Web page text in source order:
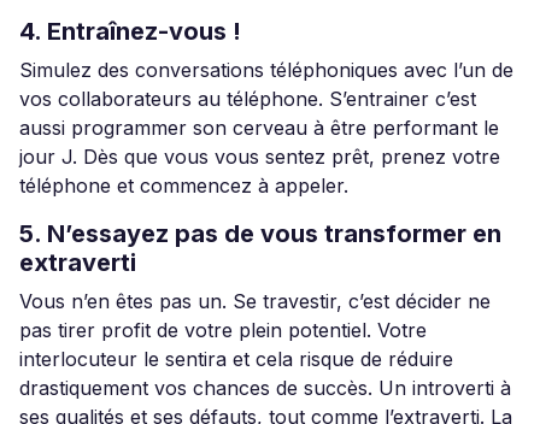
4. Entraînez-vous !
Simulez des conversations téléphoniques avec l’un de
vos collaborateurs au téléphone. S’entrainer c’est
aussi programmer son cerveau à être performant le
jour J. Dès que vous vous sentez prêt, prenez votre
téléphone et commencez à appeler.
5. N’essayez pas de vous transformer en
extraverti
Vous n’en êtes pas un. Se travestir, c’est décider ne
pas tirer profit de votre plein potentiel. Votre
interlocuteur le sentira et cela risque de réduire
drastiquement vos chances de succès. Un introverti à
ses qualités et ses défauts, tout comme l’extraverti. La